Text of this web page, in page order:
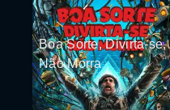
Boa Sorte, Divirta-se,
Não Morra